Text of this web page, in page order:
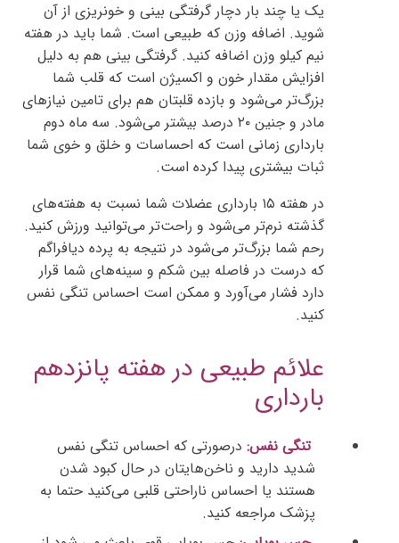
یک یا چند بار دچار گرفتگی بینی و خونریزی از آن
شوید. اضافه وزن که طبیعی است. شما باید در هفته
نیم کیلو وزن اضافه کنید. گرفتگی بینی هم به دلیل
افزایش مقدار خون و اکسیژن است که قلب شما
بزرگ‌تر می‌شود و بازده قلبتان هم برای تامین نیازهای
مادر و جنین ۲۰ درصد بیشتر می‌شود. سه ماه دوم
بارداری زمانی است که احساسات و خلق و خوی شما
ثبات بیشتری پیدا کرده است.
در هفته ۱۵ بارداری عضلات شما نسبت به هفته‌های
گذشته نرم‌تر می‌شود و راحت‌تر می‌توانید ورزش کنید.
رحم شما بزرگ‌تر می‌شود در نتیجه به پرده دیافراگم
که درست در فاصله بین شکم و سینه‌های شما قرار
دارد فشار می‌آورد و ممکن است احساس تنگی نفس
‌کنید.
علائم طبیعی در هفته پانزدهم
بارداری
تنگی نفس: درصورتی که احساس تنگی نفس
شدید دارید و ناخن‌هایتان در حال کبود شدن
هستند یا احساس ناراحتی قلبی می‌کنید حتما به
پزشک مراجعه کنید.